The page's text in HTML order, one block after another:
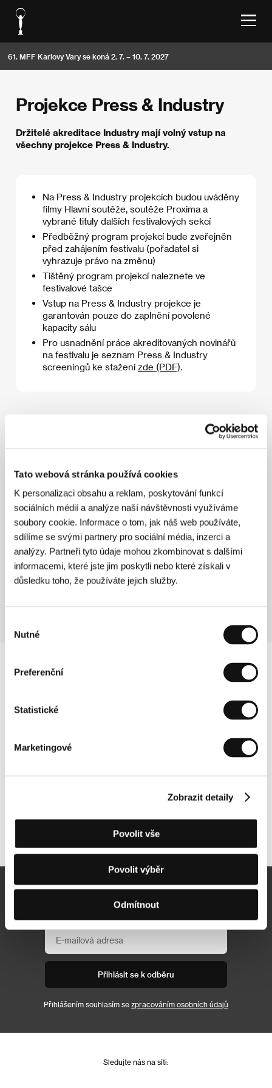
Tato webová stránka používá cookies
K personalizaci obsahu a reklam, poskytování funkcí
sociálních médií a analýze naší návštěvnosti využíváme
soubory cookie. Informace o tom, jak náš web používáte,
sdílíme se svými partnery pro sociální média, inzerci a
analýzy. Partneři tyto údaje mohou zkombinovat s dalšími
informacemi, které jste jim poskytli nebo které získali v
důsledku toho, že používáte jejich služby.
souhlasu
Nutné
Preferenční
Statistické
Marketingové
Zobrazit detaily
Povolit vše
Povolit výběr
Odmítnout
61. MFF Karlovy Vary se koná 2. 7. – 10. 7. 2027
Projekce Press & Industry
Držitelé akreditace Industry mají volný vstup na
všechny projekce Press & Industry.
Na Press & Industry projekcích budou uváděny
filmy Hlavní soutěže, soutěže Proxima a
vybrané tituly dalších festivalových sekcí
Předběžný program projekcí bude zveřejněn
před zahájením festivalu (pořadatel si
vyhrazuje právo na změnu)
Tištěný program projekcí naleznete ve
festivalové tašce
Vstup na Press & Industry projekce je
garantován pouze do zaplnění povolené
kapacity sálu
Pro usnadnění práce akreditovaných novinářů
na festivalu je seznam Press & Industry
screeningů ke stažení zde (PDF)
Kongresový sál
Kinosál A
Kinosál C
08:00
Chica Checa
08:30
Horký pramen
08:30
Další partneři
Newsletter
Přihlásit se k odběru
Přihlášením souhlasím se zpracováním osobních údajů
Sledujte nás na síti: